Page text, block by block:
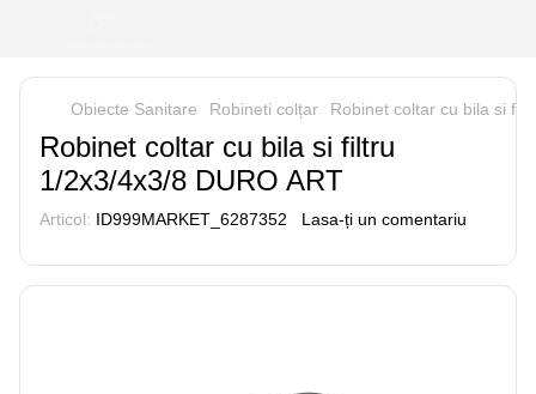
Obiecte Sanitare Robineti colțar Robinet coltar cu bila si
Robinet coltar cu bila si filtru
1/2x3/4x3/8 DURO ART
Articol: ID999MARKET_6287352 Lasa-ți un comentariu